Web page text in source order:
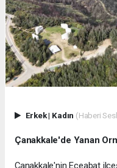
Erkek| Kadın (Haberi
Çanakkale'de Yanan
Çanakkale'nin Eceabat